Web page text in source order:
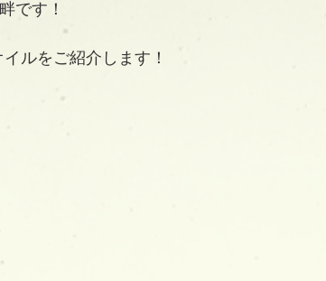
です！
ルをご紹介します！